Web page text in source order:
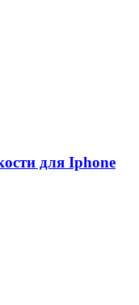
для Iphone